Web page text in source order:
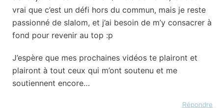
vrai que c’est un défi hors du commun, mais je reste
passionné de slalom, et j’ai besoin de m’y consacrer à
fond pour revenir au top :p
J’espère que mes prochaines vidéos te plairont et
plairont à tout ceux qui m’ont soutenu et me
soutiennent encore…
Répondre